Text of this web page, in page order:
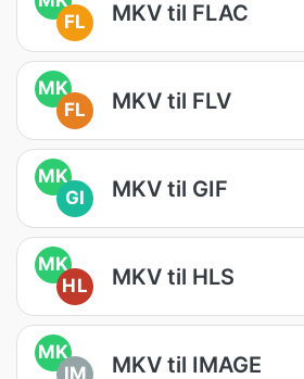
FL
MKV til FLAC
MK
FL
MKV til FLV
MK
GI
MKV til GIF
MK
HL
MKV til HLS
MK
IM
MKV til IMAGE